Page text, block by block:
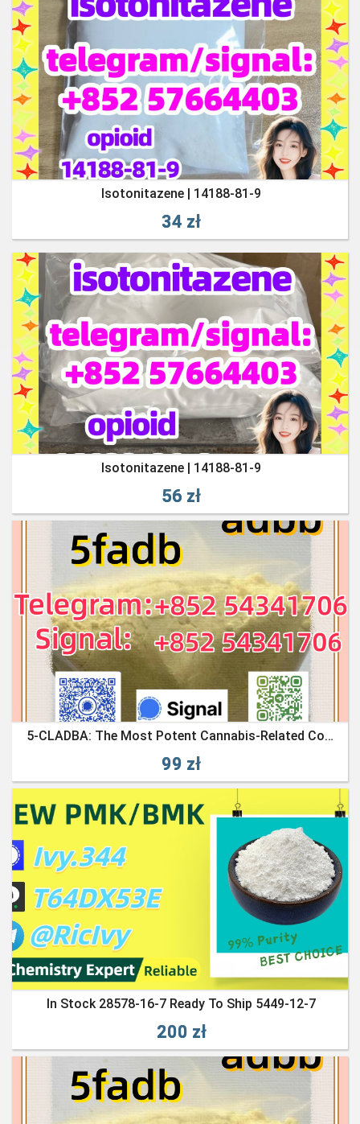
Isotonitazene | 14188-81-9
34 zł
Isotonitazene | 14188-81-9
56 zł
5-CLADBA: The Most Potent Cannabis-Related Compound; 5-CL-ADBA Powder
99 zł
In Stock 28578-16-7 Ready To Ship 5449-12-7
200 zł